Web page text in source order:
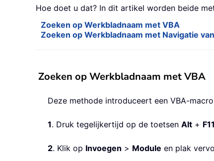
Hoe doet u dat? In dit artikel worden beide
Zoeken op Werkbladnaam met VBA
Zoeken op Werkbladnaam met Navigatie
Zoeken op Werkbladnaam met VBA
Deze methode introduceert een VBA-
1. Druk tegelijkertijd op de toetsen Alt + F11
2. Klik op Invoegen > Module en plak